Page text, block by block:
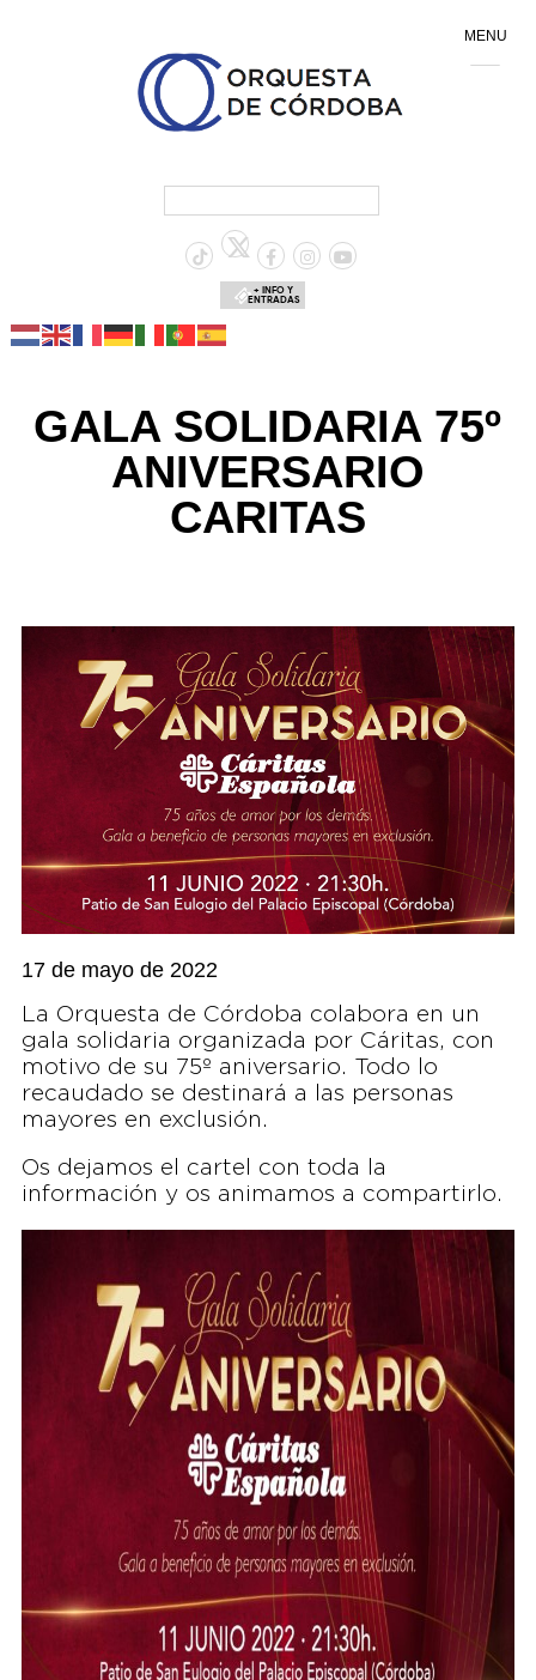
+ INFO Y
ENTRADAS
GALA SOLIDARIA 75º
ANIVERSARIO
CARITAS
17 de mayo de 2022
La Orquesta de Córdoba colabora en un
gala solidaria organizada por Cáritas, con
motivo de su 75º aniversario. Todo lo
recaudado se destinará a las personas
mayores en exclusión.
Os dejamos el cartel con toda la
información y os animamos a compartirlo.
MENU